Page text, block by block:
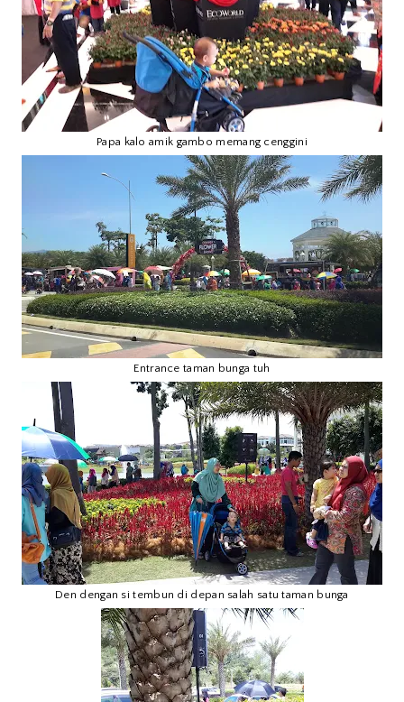
Papa kalo amik gambo memang cenggini
Entrance taman bunga tuh
Den dengan si tembun di depan salah satu taman bunga